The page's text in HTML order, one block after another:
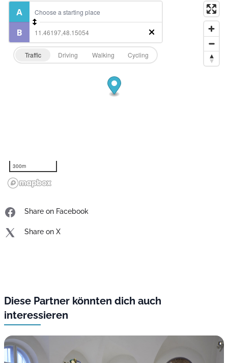
Traffic Driving Walking Cycling
300m
Share on Facebook
Share on X
Diese Partner könnten dich auch
interessieren